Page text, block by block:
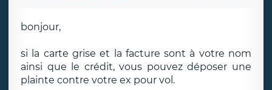
bonjour,
si la carte grise et la facture sont à votre nom
ainsi que le crédit, vous pouvez déposer une
plainte contre votre ex pour vol.